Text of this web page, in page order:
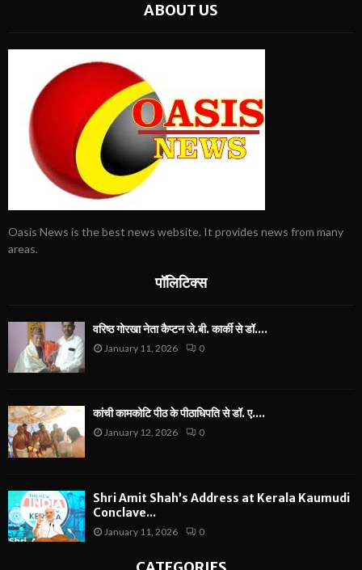
ABOUT US
Oasis News is the best news website. It provides news from many
areas.
पॉलिटिक्स
वरिष्ठ गोरखा नेता कैप्टन जे.बी. कार्की से डॉ....
January 11, 2026 0
कांची कामकोटि पीठ के पीठाधिपति से डॉ. ए....
January 12, 2026 0
Shri Amit Shah’s Address at Kerala Kaumudi
Conclave...
January 11, 2026 0